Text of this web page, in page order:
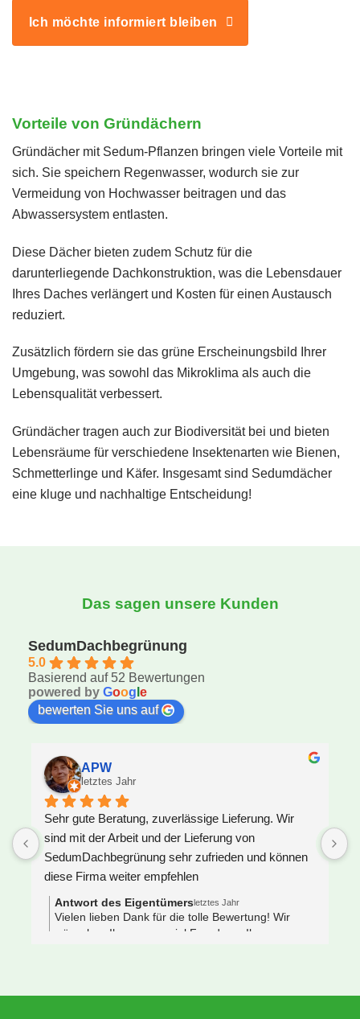
Ich möchte informiert bleiben
Vorteile von Gründächern
Gründächer mit Sedum-Pflanzen bringen viele Vorteile mit
sich. Sie speichern Regenwasser, wodurch sie zur
Vermeidung von Hochwasser beitragen und das
Abwassersystem entlasten.
Diese Dächer bieten zudem Schutz für die
darunterliegende Dachkonstruktion, was die Lebensdauer
Ihres Daches verlängert und Kosten für einen Austausch
reduziert.
Zusätzlich fördern sie das grüne Erscheinungsbild Ihrer
Umgebung, was sowohl das Mikroklima als auch die
Lebensqualität verbessert.
Gründächer tragen auch zur Biodiversität bei und bieten
Lebensräume für verschiedene Insektenarten wie Bienen,
Schmetterlinge und Käfer. Insgesamt sind Sedumdächer
eine kluge und nachhaltige Entscheidung!
Das sagen unsere Kunden
SedumDachbegrünung
5.0
Basierend auf 52 Bewertungen
powered by Goog e
bewerten Sie uns auf
APW
letztes Jahr
Sehr gute Beratung, zuverlässige Lieferung. Wir
sind mit der Arbeit und der Lieferung von
SedumDachbegrünung sehr zufrieden und können
diese Firma weiter empfehlen
Antwort des Eigentümersletztes Jahr
Vielen lieben Dank für die tolle Bewertung! Wir
wünschen Ihnen ganz viel Freude an Ihrem neuen